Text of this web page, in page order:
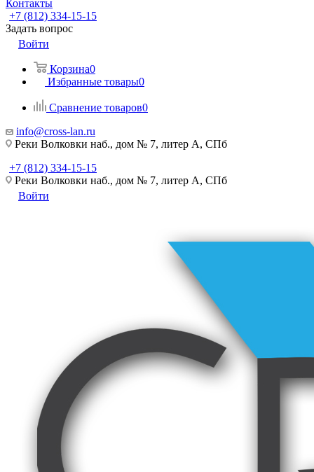
Контакты
+7 (812) 334-15-15
Задать вопрос
Войти
Корзина0
Избранные товары0
Сравнение товаров0
info@cross-lan.ru
Реки Волковки наб., дом № 7, литер А, СПб
+7 (812) 334-15-15
Реки Волковки наб., дом № 7, литер А, СПб
Войти